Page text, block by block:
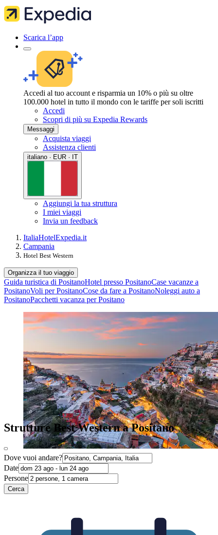
Scarica l’app
Accedi al tuo account e risparmia un 10% o più su oltre
100.000 hotel in tutto il mondo con le tariffe per soli iscritti
Accedi
Scopri di più su Expedia Rewards
Messaggi
Acquista viaggi
Assistenza clienti
italiano · EUR · IT
Aggiungi la tua struttura
I miei viaggi
Invia un feedback
ItaliaHotelExpedia.it
Campania
Hotel Best Western
Organizza il tuo viaggio
Guida turistica di PositanoHotel presso PositanoCase vacanze a
PositanoVoli per PositanoCose da fare a PositanoNoleggi auto a
PositanoPacchetti vacanza per Positano
Strutture Best Western a Positano
Dove vuoi andare?
Date
Persone
Cerca